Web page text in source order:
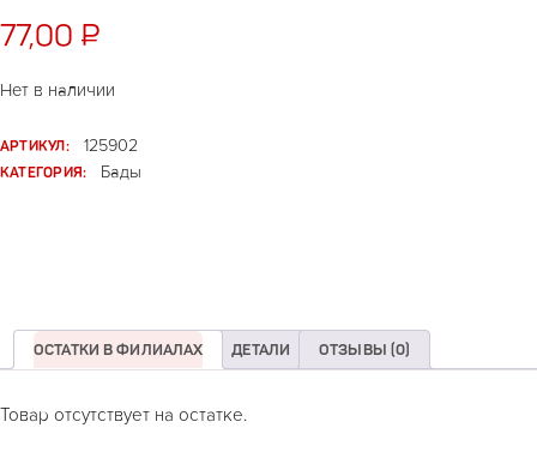
77,00 ₽
Нет в наличии
АРТИКУЛ:
125902
КАТЕГОРИЯ:
Бады
ОСТАТКИ В ФИЛИАЛАХ ДЕТАЛИ ОТЗЫВЫ (0)
Товар отсутствует на остатке.